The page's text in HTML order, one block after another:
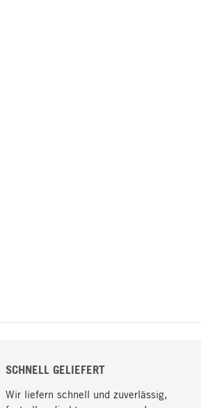
SCHNELL GELIEFERT
Wir liefern schnell und zuverlässig,